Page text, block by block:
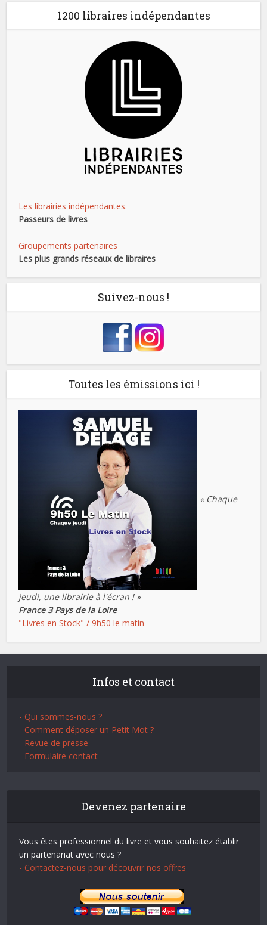
1200 libraires indépendantes
Les librairies indépendantes.
Passeurs de livres
Groupements partenaires
Les plus grands réseaux de libraires
Suivez-nous !
Toutes les émissions ici !
« Chaque
jeudi, une librairie à l'écran ! »
France 3 Pays de la Loire
"Livres en Stock" / 9h50 le matin
Infos et contact
- Qui sommes-nous ?
- Comment déposer un Petit Mot ?
- Revue de presse
- Formulaire contact
Devenez partenaire
Vous êtes professionnel du livre et vous souhaitez établir
un partenariat avec nous ?
- Contactez-nous pour découvrir nos offres